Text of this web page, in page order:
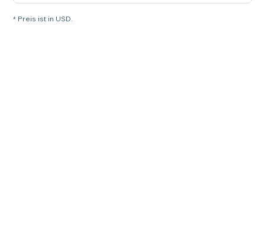
* Preis ist in USD.